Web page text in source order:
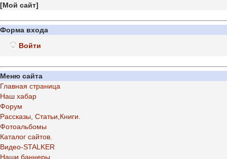
[Мой сайт]
Форма входа
Войти
Меню сайта
Главная страница
Наш хабар
Форум
Рассказы, Статьи,Книги.
Фотоальбомы
Каталог сайтов.
Видео-STALKER
Наши баннеры